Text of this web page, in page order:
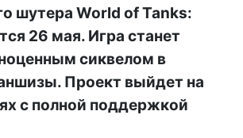
шутера World of Tanks:
26 мая. Игра станет
сиквелом в
Проект выйдет на
с полной поддержкой